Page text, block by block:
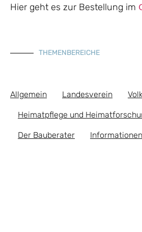
Hier geht es zur Bestellung im
THEMENBEREICHE
Allgemein Landesverein
Heimatpflege und
Der Bauberater Informationen